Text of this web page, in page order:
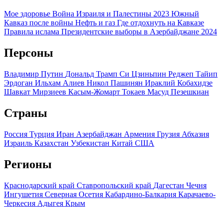
Мое здоровье Война Израиля и Палестины 2023 Южный
Кавказ после войны Нефть и газ Где отдохнуть на Кавказе
Правила ислама Президентские выборы в Азербайджане 2024
Персоны
Владимир Путин Дональд Трамп Си Цзиньпин Реджеп Тайип
Эрдоган Ильхам Алиев Никол Пашинян Ираклий Кобахидзе
Шавкат Мирзиеев Касым-Жомарт Токаев Масуд Пезешкиан
Страны
Россия Турция Иран Азербайджан Армения Грузия Абхазия
Израиль Казахстан Узбекистан Китай США
Регионы
Краснодарский край Ставропольский край Дагестан Чечня
Ингушетия Северная Осетия Кабардино-Балкария Карачаево-
Черкесия Адыгея Крым